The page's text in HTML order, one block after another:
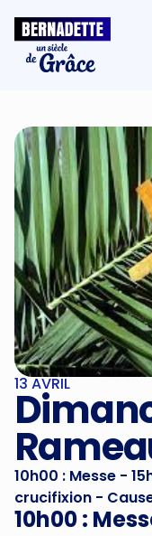
13 AVRIL
10h00 : Messe -
crucifixion -
10h00 :